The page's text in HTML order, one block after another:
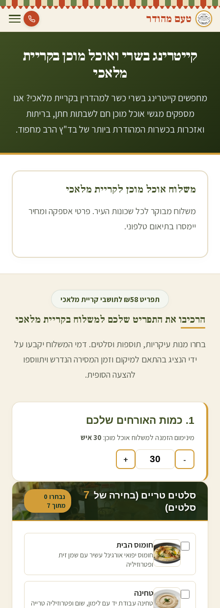
טעם מהודר
קייטרינג בשרי ואוכל מוכן בקריית
מלאכי
מחפשים קייטרינג בשרי כשר למהדרין בקריית מלאכי? אנו
מספקים מגשי אוכל מוכן חם לשבתות חתן, בריתות
ואזכרות בכשרות המהודרת ביותר של בד"ץ הרב מחפוד.
משלוח אוכל מוכן לקריית מלאכי
משלוח מבוקר לכל שכונות העיר. פרטי אספקה ומחיר
יימסרו בתיאום טלפוני.
תפריט ₪58 לתושבי קריית מלאכי
הרכיבו את התפריט שלכם למשלוח בקריית מלאכי
בחרו מנות עיקריות, תוספות וסלטים. דמי המשלוח יקבעו על
ידי הנציג בהתאם למיקום וזמן המסירה הנדרש ויתווספו
להצעה הסופית.
1. כמות האורחים שלכם
מינימום הזמנה למשלוח אוכל מוכן: 30איש
-
+
סלטים טריים (בחירה של 7
סלטים)
נבחרו 0
מתוך 7
חומוס הבית
חומוס יפואי אורגינל עשיר עם שמן זית
ופטרוזיליה
טחינה
טחינה עבודת יד עם לימון, שום ופטרוזיליה טרייה